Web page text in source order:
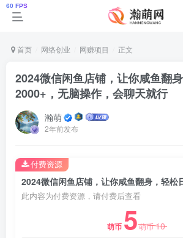
首页 网络创业 网赚项目 正文
2024微信闲鱼店铺，让你咸鱼翻
2000+，无脑操作，会聊天就行
瀚萌
2年前发布
此内容为付费资源，请付费后查看
萌币 5萌币10
付费资源